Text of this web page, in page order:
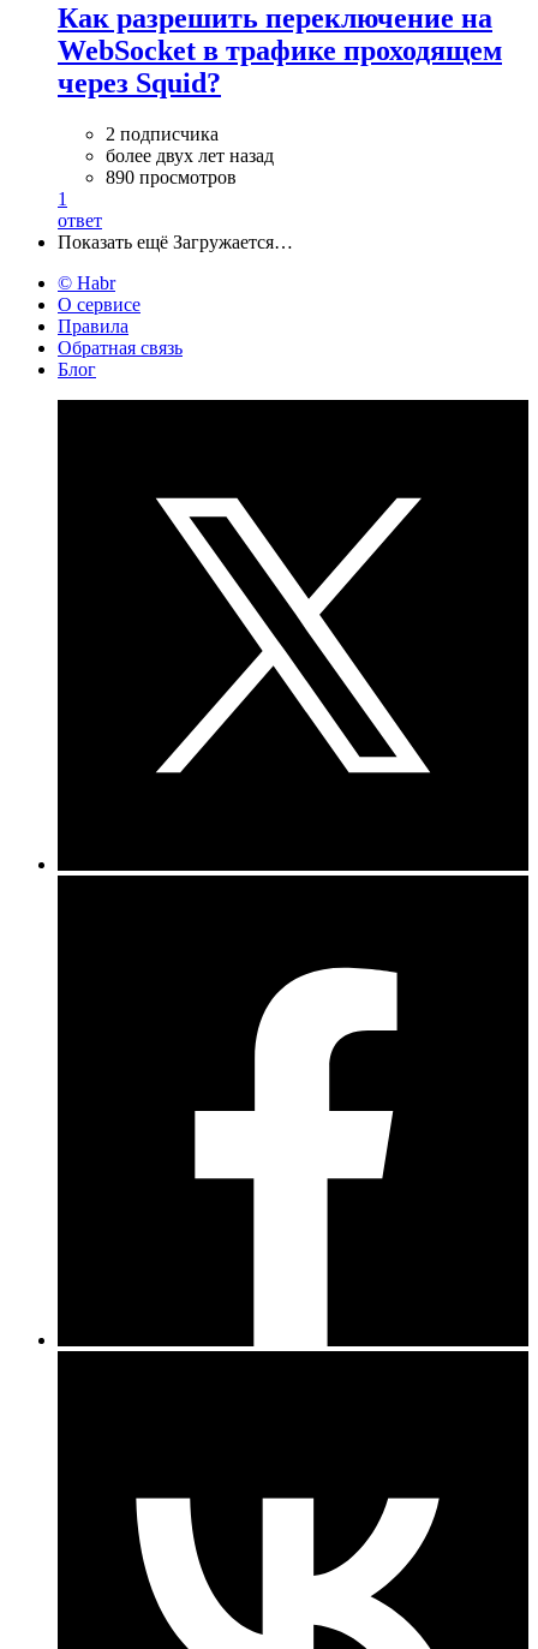
Как разрешить переключение на
WebSocket в трафике проходящем
через Squid?
2 подписчика
более двух лет назад
890 просмотров
1
ответ
Показать ещё Загружается…
© Habr
О сервисе
Правила
Обратная связь
Блог